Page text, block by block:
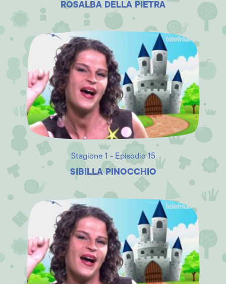
ROSALBA DELLA PIETRA
Stagione 1 - Episodio 15
SIBILLA PINOCCHIO